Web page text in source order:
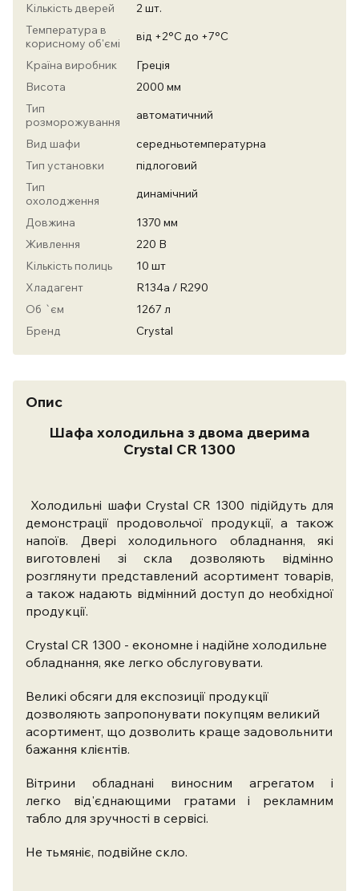
Кількість дверей
2 шт.
Температура в
корисному об'ємі
від +2°С до +7°С
Країна виробник
Греція
Висота
2000 мм
Тип
розморожування
автоматичний
Вид шафи
середньотемпературна
Тип установки
підлоговий
Тип
охолодження
динамічний
Довжина
1370 мм
Живлення
220 В
Кількість полиць
10 шт
Хладагент
R134a / R290
Об `єм
1267 л
Бренд
Crystal
Опис
Шафа холодильна з двома дверима
Crystal CR 1300
Холодильні шафи Crystal CR 1300 підійдуть для
демонстрації продовольчої продукції, а також
напоїв. Двері холодильного обладнання, які
виготовлені зі скла дозволяють відмінно
розглянути представлений асортимент товарів,
а також надають відмінний доступ до необхідної
продукції.
Crystal CR 1300 - економне і надійне холодильне
обладнання, яке легко обслуговувати.
Великі обсяги для експозиції продукції
дозволяють запропонувати покупцям великий
асортимент, що дозволить краще задовольнити
бажання клієнтів.
Вітрини обладнані виносним агрегатом і
легко від'єднающими гратами і рекламним
табло для зручності в сервісі.
Не тьмяніє, подвійне скло.